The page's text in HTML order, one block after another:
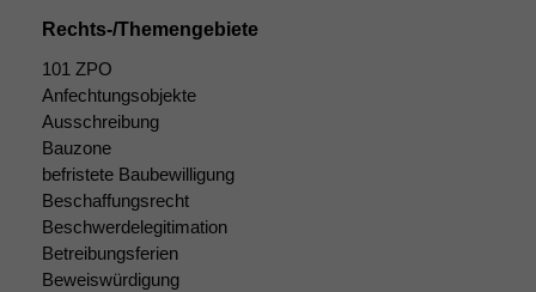
Rechts-/Themengebiete
101 ZPO
Anfechtungsobjekte
Ausschreibung
Bauzone
befristete Baubewilligung
Beschaffungsrecht
Beschwerdelegitimation
Betreibungsferien
Beweiswürdigung